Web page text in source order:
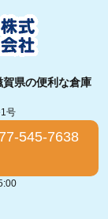
県の便利な倉庫
号
545-7638